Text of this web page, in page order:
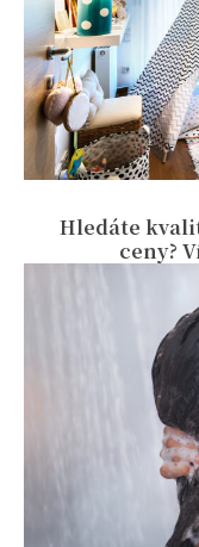
Hledáte
ceny?